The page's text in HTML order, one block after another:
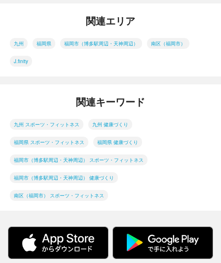
関連エリア
九州 福岡県 福岡市（博多駅周辺・天神周辺） 南区（福岡市）
J.finity
関連キーワード
九州 スポーツ・フィットネス 九州 健康づくり
福岡県 スポーツ・フィットネス 福岡県 健康づくり
福岡市（博多駅周辺・天神周辺） スポーツ・フィットネス
福岡市（博多駅周辺・天神周辺） 健康づくり
南区（福岡市） スポーツ・フィットネス